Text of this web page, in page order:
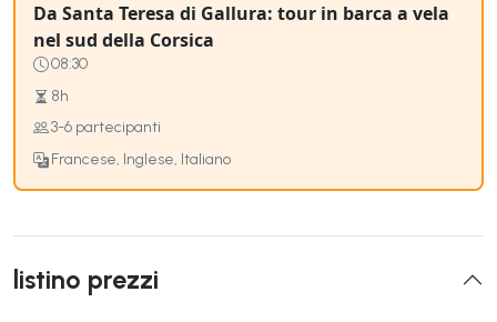
Da Santa Teresa di Gallura: tour in barca a vela
nel sud della Corsica
08:30
8h
3-6 partecipanti
Francese, Inglese, Italiano
listino prezzi